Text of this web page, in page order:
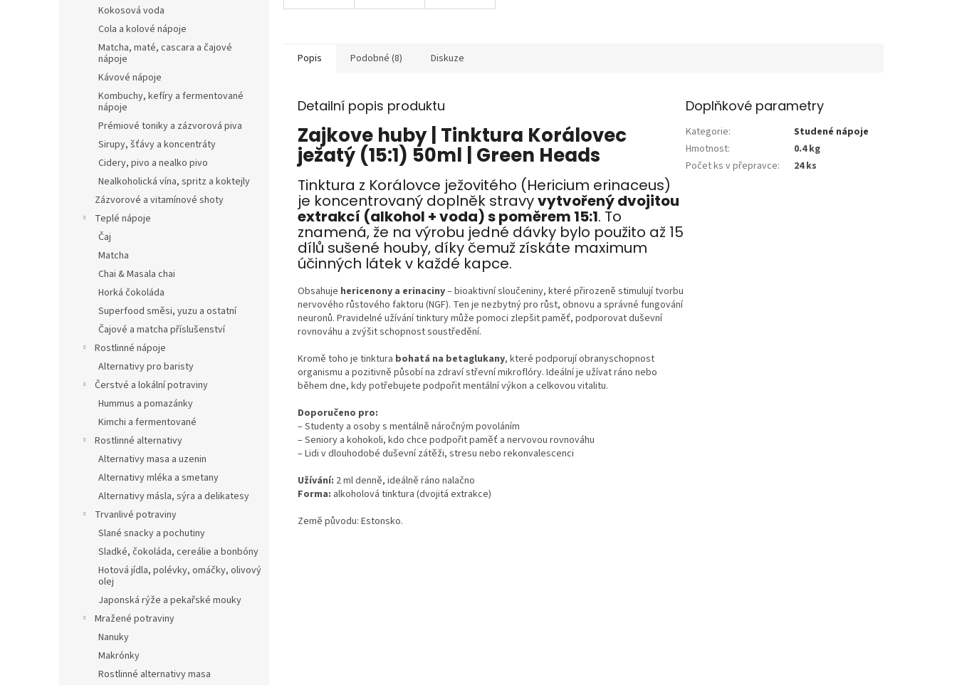
Kokosová voda
Cola a kolové nápoje
Matcha, maté, cascara a čajové
nápoje
Kávové nápoje
Kombuchy, kefíry a fermentované
nápoje
Prémiové toniky a zázvorová piva
Sirupy, šťávy a koncentráty
Cidery, pivo a nealko pivo
Nealkoholická vína, spritz a koktejly
Zázvorové a vitamínové shoty
Teplé nápoje
Čaj
Matcha
Chai & Masala chai
Horká čokoláda
Superfood směsi, yuzu a ostatní
Čajové a matcha příslušenství
Rostlinné nápoje
Alternativy pro baristy
Čerstvé a lokální potraviny
Hummus a pomazánky
Kimchi a fermentované
Rostlinné alternativy
Alternativy masa a uzenin
Alternativy mléka a smetany
Alternativy másla, sýra a delikatesy
Trvanlivé potraviny
Slané snacky a pochutiny
Sladké, čokoláda, cereálie a bonbóny
Hotová jídla, polévky, omáčky, olivový
olej
Japonská rýže a pekařské mouky
Mražené potraviny
Nanuky
Makrónky
Rostlinné alternativy masa
Popis Podobné (8) Diskuze
Detailní popis produktu
Zajkove huby | Tinktura Korálovec
ježatý (15:1) 50ml | Green Heads
Tinktura z Korálovce ježovitého (Hericium erinaceus)
je koncentrovaný doplněk stravyvytvořený dvojitou
extrakcí (alkohol + voda) s poměrem 15:1. To
znamená, že na výrobu jedné dávky bylo použito až 15
dílů sušené houby, díky čemuž získáte maximum
účinných látek v každé kapce.
Obsahuje hericenony a erinaciny– bioaktivní sloučeniny, které přirozeně stimulují tvorbu
nervového růstového faktoru (NGF). Ten je nezbytný pro růst, obnovu a správné fungování
neuronů. Pravidelné užívání tinktury může pomoci zlepšit paměť, podporovat duševní
rovnováhu a zvýšit schopnost soustředění.
Kromě toho je tinktura bohatá na betaglukany, které podporují obranyschopnost
organismu a pozitivně působí na zdraví střevní mikroflóry. Ideální je užívat ráno nebo
během dne, kdy potřebujete podpořit mentální výkon a celkovou vitalitu.
Doporučeno pro:
– Studenty a osoby s mentálně náročným povoláním
– Seniory a kohokoli, kdo chce podpořit paměť a nervovou rovnováhu
– Lidi v dlouhodobé duševní zátěži, stresu nebo rekonvalescenci
Užívání: 2 ml denně, ideálně ráno nalačno
Forma: alkoholová tinktura (dvojitá extrakce)
Země původu: Estonsko.
Doplňkové parametry
Kategorie:
Studené nápoje
Hmotnost:
0.4 kg
Počet ks v přepravce: 24 ks